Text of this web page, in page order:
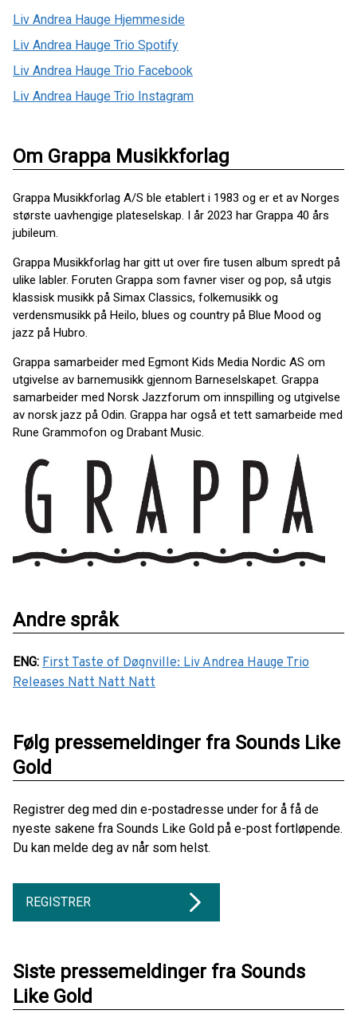
Liv Andrea Hauge Hjemmeside
Liv Andrea Hauge Trio Spotify
Liv Andrea Hauge Trio Facebook
Liv Andrea Hauge Trio Instagram
Om Grappa Musikkforlag
Grappa Musikkforlag A/S ble etablert i 1983 og er et av Norges
største uavhengige plateselskap. I år 2023 har Grappa 40 års
jubileum.
Grappa Musikkforlag har gitt ut over fire tusen album spredt på
ulike labler. Foruten Grappa som favner viser og pop, så utgis
klassisk musikk på Simax Classics, folkemusikk og
verdensmusikk på Heilo, blues og country på Blue Mood og
jazz på Hubro.
Grappa samarbeider med Egmont Kids Media Nordic AS om
utgivelse av barnemusikk gjennom Barneselskapet. Grappa
samarbeider med Norsk Jazzforum om innspilling og utgivelse
av norsk jazz på Odin. Grappa har også et tett samarbeide med
Rune Grammofon og Drabant Music.
Andre språk
ENG: First Taste of Døgnville: Liv Andrea Hauge Trio
Releases Natt Natt Natt
Følg pressemeldinger fra Sounds Like
Gold
Registrer deg med din e-postadresse under for å få de
nyeste sakene fra Sounds Like Gold på e-post fortløpende.
Du kan melde deg av når som helst.
REGISTRER
Siste pressemeldinger fra Sounds
Like Gold